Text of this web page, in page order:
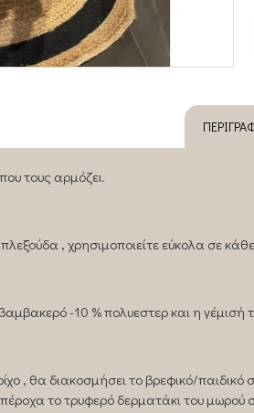
τους αρμόζει.
, χρησιμοποιείτε εύκολα σε κάθε
-10 % πολυεστερ και η γέμισή
, θα διακοσμήσει το βρεφικό/
το τρυφερό δερματάκι του